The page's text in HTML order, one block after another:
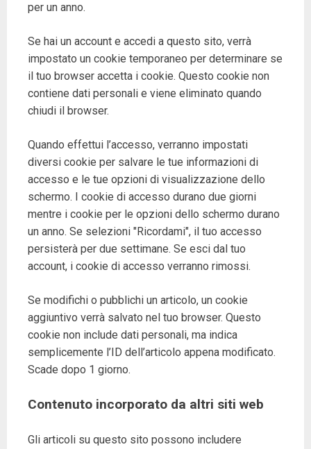
per un anno.
Se hai un account e accedi a questo sito, verrà
impostato un cookie temporaneo per determinare se
il tuo browser accetta i cookie. Questo cookie non
contiene dati personali e viene eliminato quando
chiudi il browser.
Quando effettui l’accesso, verranno impostati
diversi cookie per salvare le tue informazioni di
accesso e le tue opzioni di visualizzazione dello
schermo. I cookie di accesso durano due giorni
mentre i cookie per le opzioni dello schermo durano
un anno. Se selezioni "Ricordami", il tuo accesso
persisterà per due settimane. Se esci dal tuo
account, i cookie di accesso verranno rimossi.
Se modifichi o pubblichi un articolo, un cookie
aggiuntivo verrà salvato nel tuo browser. Questo
cookie non include dati personali, ma indica
semplicemente l’ID dell’articolo appena modificato.
Scade dopo 1 giorno.
Contenuto incorporato da altri siti web
Gli articoli su questo sito possono includere